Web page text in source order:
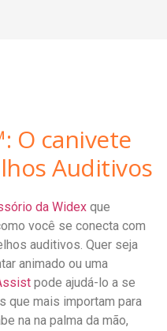
O canivete
Auditivos
da Widex que
você se conecta com
auditivos. Quer seja
animado ou uma
pode ajudá-lo a se
que mais importam para
na na palma da mão,